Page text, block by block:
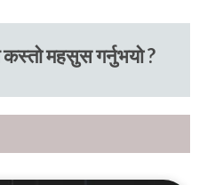
महसुस गर्नुभयो ?